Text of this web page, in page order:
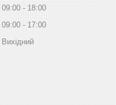
09:00
18:00
09:00
17:00
Вихідний